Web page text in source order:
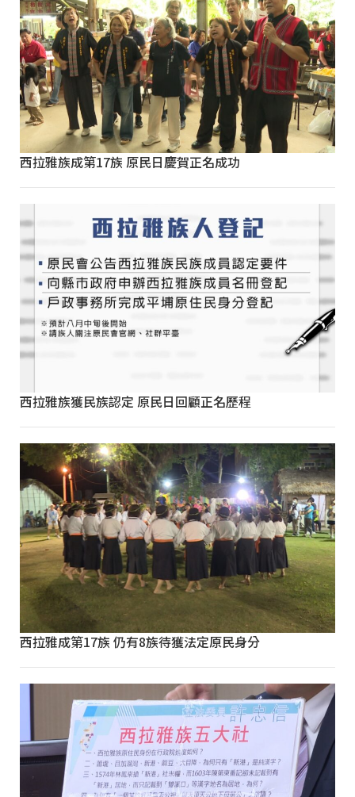
西拉雅族成第17族 原民日慶賀正名成功
西拉雅族獲民族認定 原民日回顧正名歷程
西拉雅成第17族 仍有8族待獲法定原民身分